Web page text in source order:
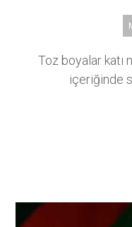
Toz boyalar katı
içeriğinde